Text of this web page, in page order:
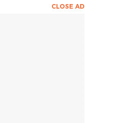
CLOSE AD